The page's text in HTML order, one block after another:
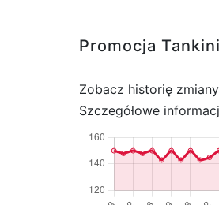
Promocja
Zobacz historię
Szczegółowe